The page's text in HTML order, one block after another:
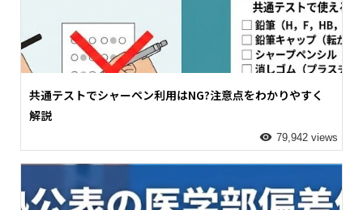
共通テストでシャーペン利用はNG?注意点をわかりやすく
解説
79,942 views